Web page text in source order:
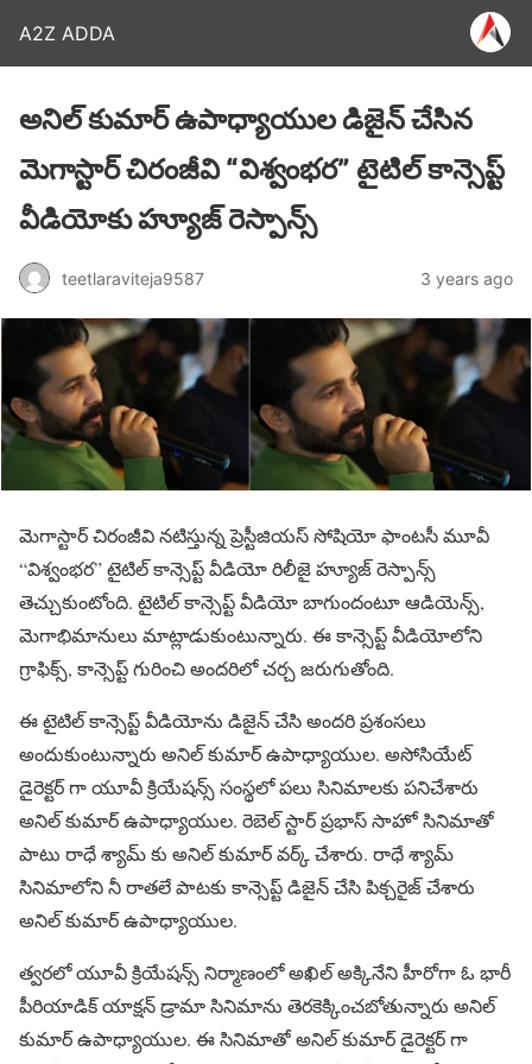
A2Z ADDA
అనిల్ కుమార్ ఉపాధ్యాయుల డిజైన్ చేసిన
మెగాస్టార్ చిరంజీవి “విశ్వంభర” టైటిల్ కాన్సెప్ట్
వీడియోకు హ్యూజ్ రెస్పాన్స్
teetlaraviteja9587 3 years ago
మెగాస్టార్ చిరంజీవి నటిస్తున్న ప్రెస్టీజియస్ సోషియో ఫాంటసీ మూవీ
“విశ్వంభర” టైటిల్ కాన్సెప్ట్ వీడియో రిలీజై హ్యూజ్ రెస్పాన్స్
తెచ్చుకుంటోంది. టైటిల్ కాన్సెప్ట్ వీడియో బాగుందంటూ ఆడియెన్స్,
మెగాభిమానులు మాట్లాడుకుంటున్నారు. ఈ కాన్సెప్ట్ వీడియోలోని
గ్రాఫిక్స్, కాన్సెప్ట్ గురించి అందరిలో చర్చ జరుగుతోంది.
ఈ టైటిల్ కాన్సెప్ట్ వీడియోను డిజైన్ చేసి అందరి ప్రశంసలు
అందుకుంటున్నారు అనిల్ కుమార్ ఉపాధ్యాయుల. అసోసియేట్
డైరెక్టర్ గా యూవీ క్రియేషన్స్ సంస్థలో పలు సినిమాలకు పనిచేశారు
అనిల్ కుమార్ ఉపాధ్యాయుల. రెబెల్ స్టార్ ప్రభాస్ సాహో సినిమాతో
పాటు రాధే శ్యామ్ కు అనిల్ కుమార్ వర్క్ చేశారు. రాధే శ్యామ్
సినిమాలోని నీ రాతలే పాటకు కాన్సెప్ట్ డిజైన్ చేసి పిక్చరైజ్ చేశారు
అనిల్ కుమార్ ఉపాధ్యాయుల.
త్వరలో యూవీ క్రియేషన్స్ నిర్మాణంలో అఖిల్ అక్కినేని హీరోగా ఓ భారీ
పీరియాడిక్ యాక్షన్ డ్రామా సినిమాను తెరకెక్కించబోతున్నారు అనిల్
కుమార్ ఉపాధ్యాయుల. ఈ సినిమాతో అనిల్ కుమార్ డైరెక్టర్ గా